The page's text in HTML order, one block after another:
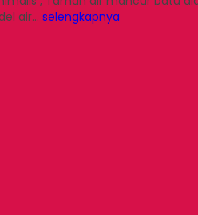
air… selengkapnya